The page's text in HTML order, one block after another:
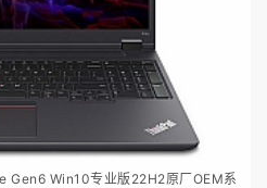
Gen6 Win10专业版22H2原厂OEM系